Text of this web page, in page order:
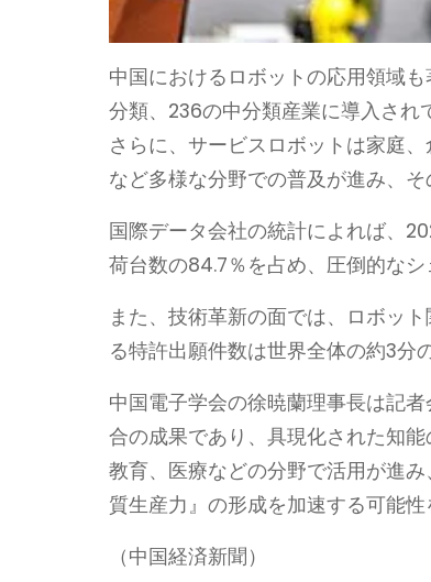
中国におけるロボットの応用領域
分類、236の中分類産業に導入さ
さらに、サービスロボットは家庭
など多様な分野での普及が進み、
国際データ会社の統計によれば、
荷台数の84.7％を占め、圧倒的なシ
また、技術革新の面では、ロボッ
る特許出願件数は世界全体の約3分
中国電子学会の徐暁蘭理事長は記
合の成果であり、具現化された知
教育、医療などの分野で活用が進
質生産力』の形成を加速する可能性
（中国経済新聞）